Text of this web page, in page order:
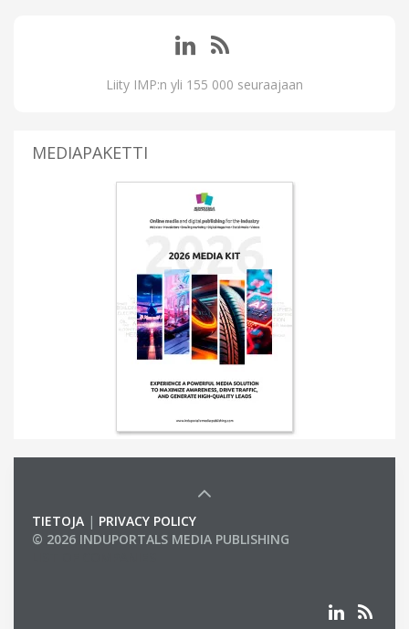
Liity IMP:n yli 155 000 seuraajaan
MEDIAPAKETTI
TIETOJA | PRIVACY POLICY
© 2026 INDUPORTALS MEDIA PUBLISHING